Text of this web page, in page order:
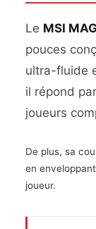
Le MSI
pouces
ultra-fluide
il répond
joueurs
De plus, sa
en
joueur.